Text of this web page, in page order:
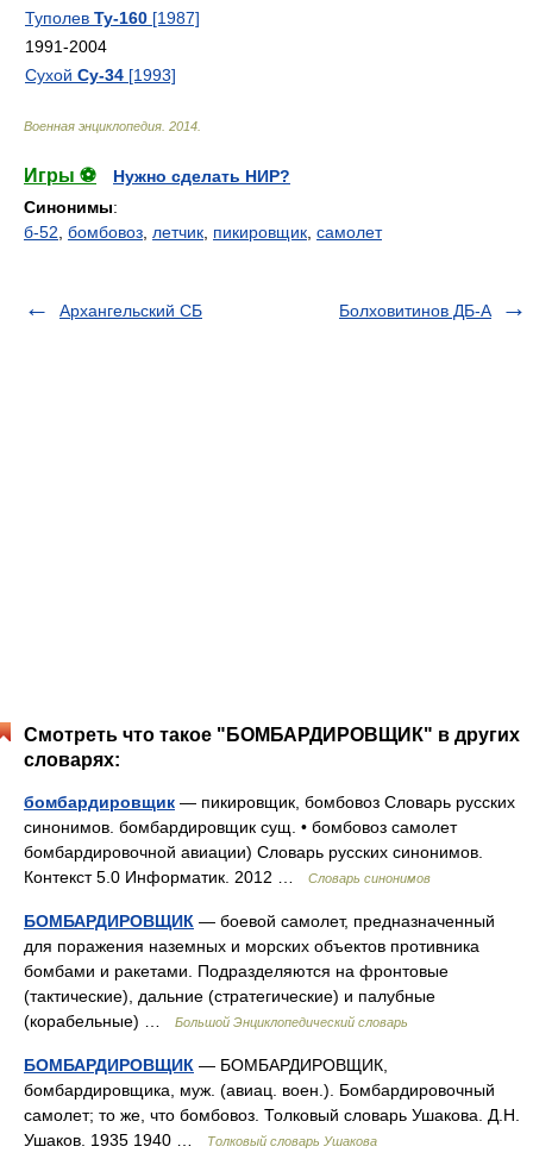
Туполев Ту-160 [1987]
1991-2004
Сухой Су-34 [1993]
Военная энциклопедия 2014
Игры ⚽
Нужно сделать НИР?
Синонимы:
б-52 бомбовоз летчик пикировщик самолет
Архангельский СБ Болховитинов ДБ-А
Смотреть что такое "БОМБАРДИРОВЩИК" в других
словарях:
бомбардировщик — пикировщик, бомбовоз Словарь русских
синонимов. бомбардировщик сущ. • бомбовоз самолет
бомбардировочной авиации) Словарь русских синонимов.
Контекст 5.0 Информатик. 2012 …
Словарь синонимов
БОМБАРДИРОВЩИК — боевой самолет, предназначенный
для поражения наземных и морских объектов противника
бомбами и ракетами. Подразделяются на фронтовые
(тактические), дальние (стратегические) и палубные
(корабельные) …
Большой Энциклопедический словарь
БОМБАРДИРОВЩИК — БОМБАРДИРОВЩИК,
бомбардировщика, муж. (авиац. воен.). Бомбардировочный
самолет; то же, что бомбовоз. Толковый словарь Ушакова. Д.Н.
Ушаков. 1935 1940 …
Толковый словарь Ушакова